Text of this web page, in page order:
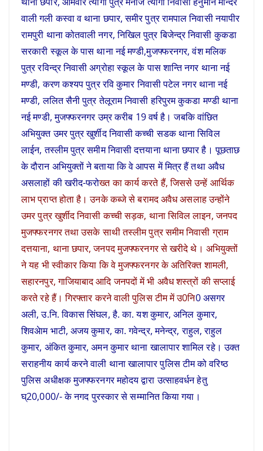
वाली गली कस्वा व थाना छपार, समीर पुत्र रामपाल निवासी नयापीर
रामपुरी थाना कोतवाली नगर, निखिल पुत्र बिजेन्द्र निवासी कुकडा
सरकारी स्कूल के पास थाना नई मण्डी,मुजफ्फरनगर, वंश मलिक
पुत्र रविन्द्र निवासी अग्रोहा स्कूल के पास शान्ति नगर थाना नई
मण्डी, करण कश्यप पुत्र रवि कुमार निवासी पटेल नगर थाना नई
मण्डी, ललित सैनी पुत्र तेलूराम निवासी हरिपुरम कुकडा मण्डी थाना
नई मण्डी, मुजफ्फरनगर उम्र करीब 19 वर्ष है। जबकि वांछित
अभियुक्त उमर पुत्र खुर्शीद निवासी कच्ची सडक थाना सिविल
लाईन, तस्लीम पुत्र समीम निवासी दत्तयाना थाना छपार है। पूछताछ
के दौरान अभियुक्तों ने बताया कि वे आपस में मित्र हैं तथा अवैध
असलाहों की खरीद-फरोख्त का कार्य करते हैं, जिससे उन्हें आर्थिक
लाभ प्राप्त होता है। उनके कब्जे से बरामद अवैध असलाह उन्होंने
उमर पुत्र खुर्शीद निवासी कच्ची सड़क, थाना सिविल लाइन, जनपद
मुजफ्फरनगर तथा उसके साथी तस्लीम पुत्र समीम निवासी ग्राम
दत्तयाना, थाना छपार, जनपद मुजफ्फरनगर से खरीदे थे। अभियुक्तों
ने यह भी स्वीकार किया कि वे मुजफ्फरनगर के अतिरिक्त शामली,
सहारनपुर, गाजियाबाद आदि जनपदों में भी अवैध शस्त्रों की सप्लाई
करते रहे हैं। गिरफ्तार करने वाली पुलिस टीम में उ0नि0 असगर
अली, उ.नि. विकास सिंघल, है. का. यश कुमार, अनिल कुमार,
शिवअेाम भाटी, अजय कुमार, का. गवेन्द्र, मनेन्द्र, राहुल, राहुल
कुमार, अंकित कुमार, अमन कुमार थाना खालापार शामिल रहे। उक्त
सराहनीय कार्य करने वाली थाना खालापार पुलिस टीम को वरिष्ठ
पुलिस अधीक्षक मुजफ्फरनगर महोदय द्वारा उत्साहवर्धन हेतु
घ्20,000/- के नगद पुरस्कार से सम्मानित किया गया।